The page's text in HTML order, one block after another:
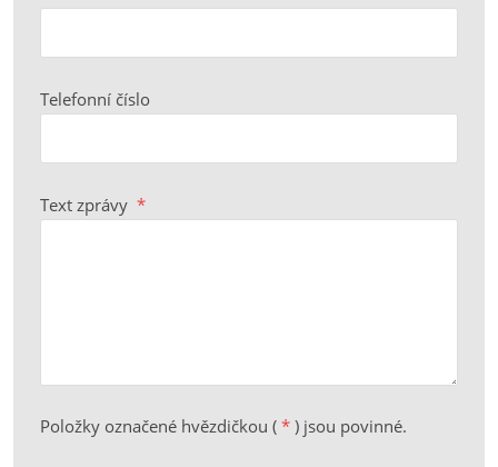
Telefonní číslo
Text zprávy *
Položky označené hvězdičkou ( * ) jsou povinné.